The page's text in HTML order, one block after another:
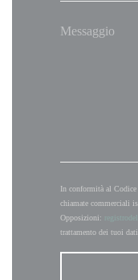
In conformità al
chiamate commerciali
Opposizioni:
trattamento dei tuoi